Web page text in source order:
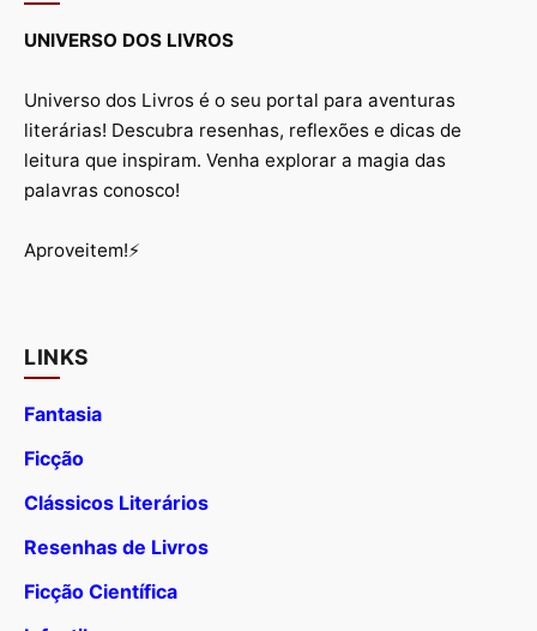
UNIVERSO DOS LIVROS
Universo dos Livros é o seu portal para aventuras
literárias! Descubra resenhas, reflexões e dicas de
leitura que inspiram. Venha explorar a magia das
palavras conosco!
Aproveitem!⚡
LINKS
Fantasia
Ficção
Clássicos Literários
Resenhas de Livros
Ficção Científica